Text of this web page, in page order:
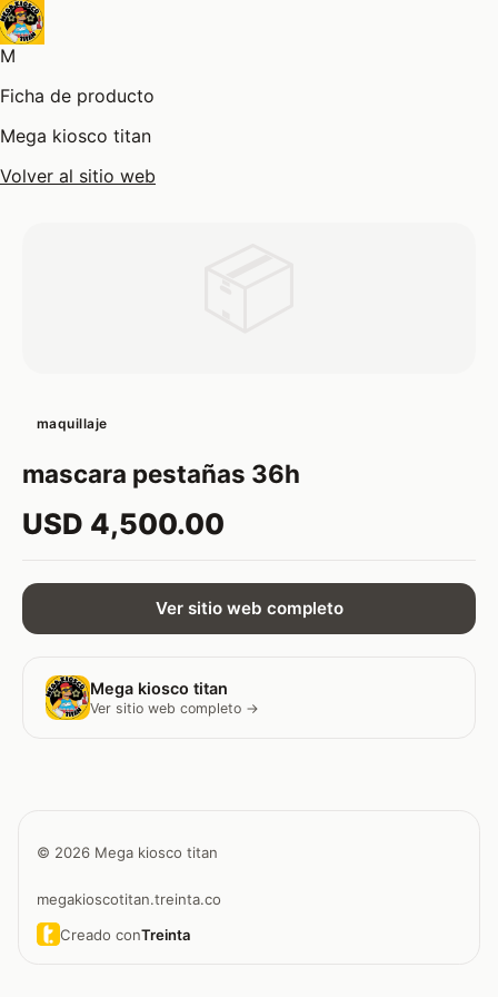
M
Ficha de producto
Mega kiosco titan
Volver al sitio web
maquillaje
mascara pestañas 36h
USD 4,500.00
Ver sitio web completo
Mega kiosco titan
Ver sitio web completo →
© 2026 Mega kiosco titan
megakioscotitan.treinta.co
Creado conTreinta